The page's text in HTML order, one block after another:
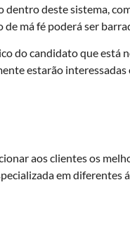
deste sistema,
má fé poderá ser
do candidato que
estarão
aos clientes os
em